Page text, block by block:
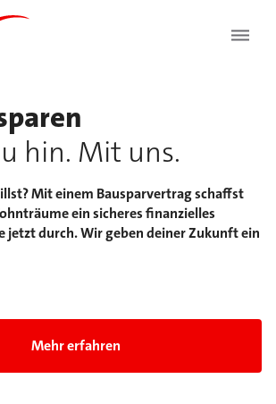
hin. Mit uns.
Mit einem Bausparvertrag schaffst
ein sicheres finanzielles
jetzt durch. Wir geben deiner Zukunft ein
Bausparen Kriegst du hin.
Mehr erfahren